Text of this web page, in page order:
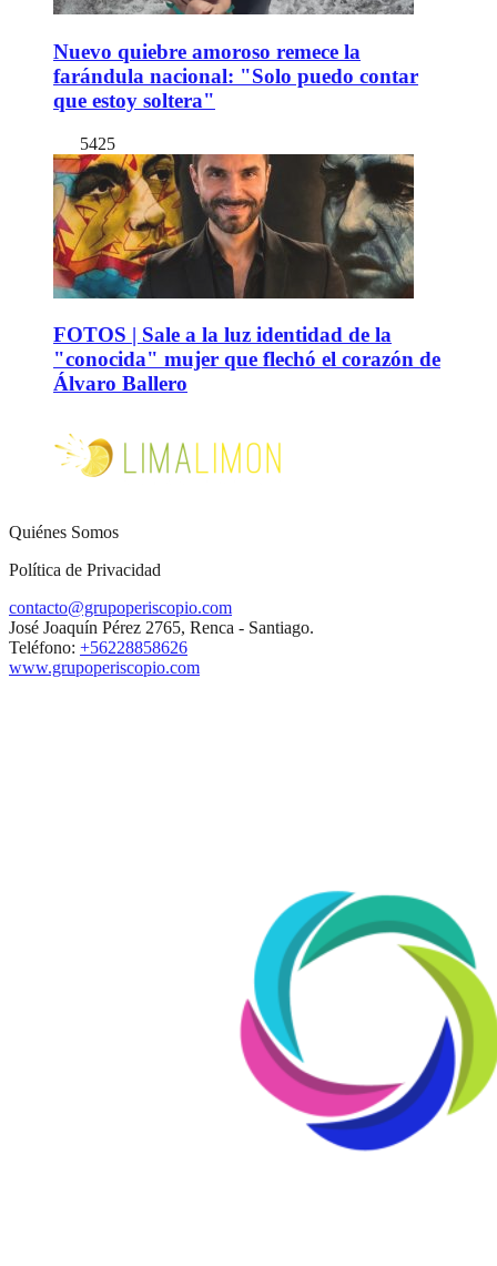
Nuevo quiebre amoroso remece la
farándula nacional: "Solo puedo contar
que estoy soltera"
5425
FOTOS | Sale a la luz identidad de la
"conocida" mujer que flechó el corazón de
Álvaro Ballero
Quiénes Somos
Política de Privacidad
contacto@grupoperiscopio.com
José Joaquín Pérez 2765, Renca - Santiago.
Teléfono: +56228858626
www.grupoperiscopio.com